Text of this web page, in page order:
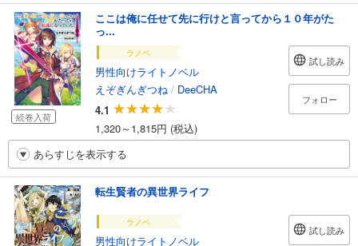
続巻入荷
ここは俺に任せて先に行けと言ってから１０年がた
っ...
ラノベ
男性向けライトノベル
えぞぎんぎつね / DeeCHA
4.1
1,320～1,815円 (税込)
試し読み
フォロー
あらすじを表示する
転生賢者の異世界ライフ
ラノベ
男性向けライトノベル
試し読み